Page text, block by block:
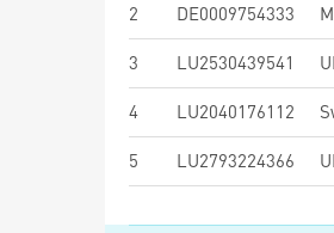
2 DE0009754333
3 LU2530439541
4 LU2040176112
5 LU2793224366